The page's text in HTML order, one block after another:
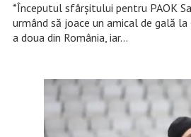
*Începutul sfârșitului pentru PAOK
urmând să joace un amical de gală
a doua din România, iar…